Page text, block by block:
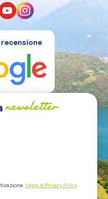
recensione
newsletter
Leggi la Privacy Policy